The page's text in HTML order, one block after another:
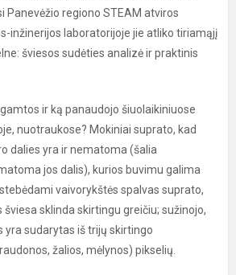
Panevėžio regiono STEAM atviros
inžinerijos laboratorijoje jie atliko tiriamąjį
šviesos sudėties analizė ir praktinis
ir ką panaudojo šiuolaikiniuose
nuotraukose? Mokiniai suprato, kad
dalies yra ir nematoma (šalia
jos dalis), kurios buvimu galima
vaivorykštės spalvas suprato,
šviesa sklinda skirtingu greičiu; sužinojo,
yra sudarytas iš trijų skirtingo
žalios, mėlynos) pikselių.